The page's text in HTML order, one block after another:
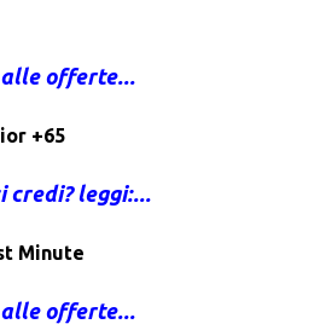
offerte...
+65
credi? leggi:...
Minute
offerte...